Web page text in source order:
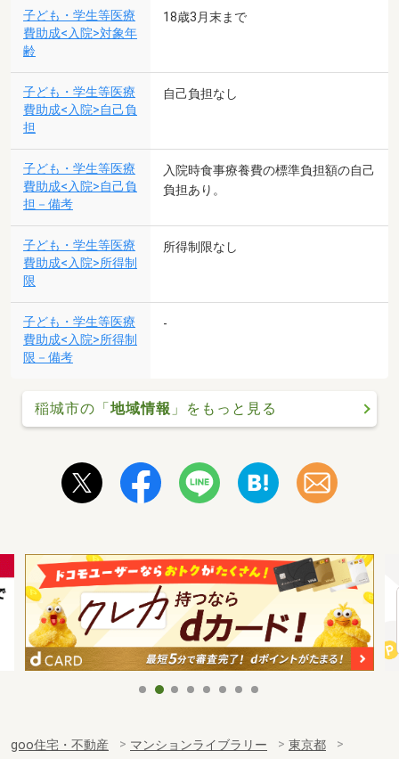
子ども・学生等医療
費助成<入院>対象年
齢
18歳3月末まで
子ども・学生等医療
費助成<入院>自己負
担
自己負担なし
子ども・学生等医療
費助成<入院>自己負
担－備考
入院時食事療養費の標準負担額の自己
負担あり。
子ども・学生等医療
費助成<入院>所得制
限
所得制限なし
子ども・学生等医療
費助成<入院>所得制
限－備考
-
稲城市の「地域情報 」をもっと見る
goo住宅・不動産 マンションライブラリー
東京都